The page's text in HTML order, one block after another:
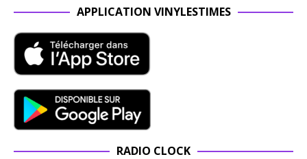
APPLICATION VINYLESTIMES
RADIO CLOCK